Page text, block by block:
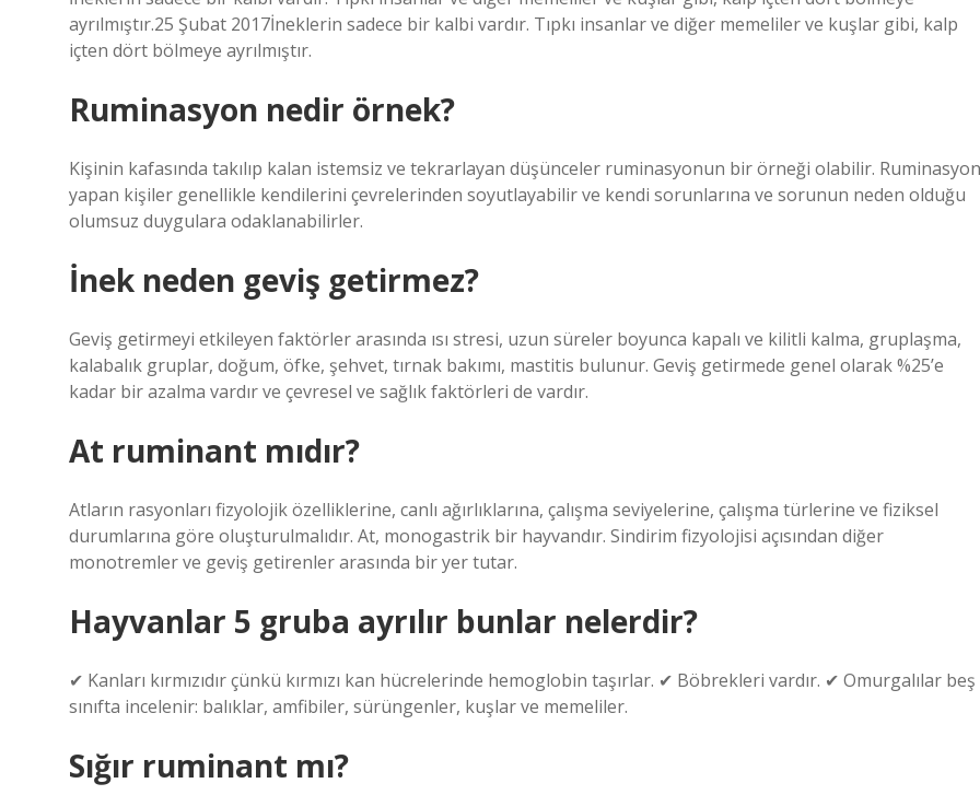
ayrılmıştır.25 Şubat 2017İneklerin sadece bir kalbi vardır. Tıpkı insanlar ve diğer memeliler ve kuşlar gibi, kalp
içten dört bölmeye ayrılmıştır.
Ruminasyon nedir örnek?
Kişinin kafasında takılıp kalan istemsiz ve tekrarlayan düşünceler ruminasyonun bir örneği olabilir. Ruminasyon
yapan kişiler genellikle kendilerini çevrelerinden soyutlayabilir ve kendi sorunlarına ve sorunun neden olduğu
olumsuz duygulara odaklanabilirler.
İnek neden geviş getirmez?
Geviş getirmeyi etkileyen faktörler arasında ısı stresi, uzun süreler boyunca kapalı ve kilitli kalma, gruplaşma,
kalabalık gruplar, doğum, öfke, şehvet, tırnak bakımı, mastitis bulunur. Geviş getirmede genel olarak %25’e
kadar bir azalma vardır ve çevresel ve sağlık faktörleri de vardır.
At ruminant mıdır?
Atların rasyonları fizyolojik özelliklerine, canlı ağırlıklarına, çalışma seviyelerine, çalışma türlerine ve fiziksel
durumlarına göre oluşturulmalıdır. At, monogastrik bir hayvandır. Sindirim fizyolojisi açısından diğer
monotremler ve geviş getirenler arasında bir yer tutar.
Hayvanlar 5 gruba ayrılır bunlar nelerdir?
✔ Kanları kırmızıdır çünkü kırmızı kan hücrelerinde hemoglobin taşırlar. ✔ Böbrekleri vardır. ✔ Omurgalılar beş
sınıfta incelenir: balıklar, amfibiler, sürüngenler, kuşlar ve memeliler.
Sığır ruminant mı?